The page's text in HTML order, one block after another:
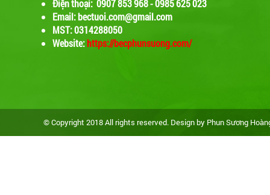
Bộ máy phun sương 20 béc phun FOG
Điện thoại: 0907 853 968 - 0985 625 023
Email: bectuoi.com@gmail.com
MST: 0314288050
Website:https://becphunsuong.com/
© Copyright 2018 All rights reserved. Design by Phun Sương